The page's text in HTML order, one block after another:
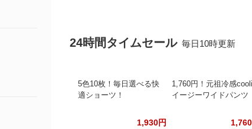
24時間タイムセール 毎日10時更新
5色10枚！毎日選べる快
適ショーツ！
1,930円
1,760円！元祖冷感
イージーワイドパンツ